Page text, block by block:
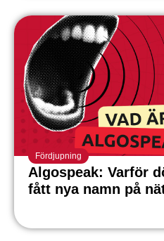
Fördjupning
Algospeak: Varför
fått nya namn på